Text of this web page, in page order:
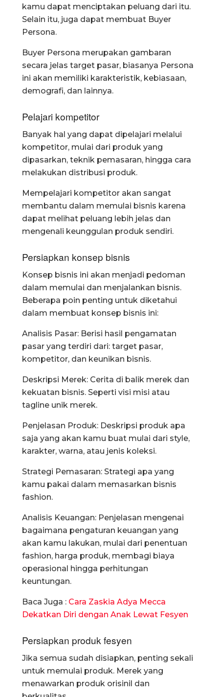
kamu dapat menciptakan peluang dari itu.
Selain itu, juga dapat membuat Buyer
Persona.
Buyer Persona merupakan gambaran
secara jelas target pasar, biasanya Persona
ini akan memiliki karakteristik, kebiasaan,
demografi, dan lainnya.
Pelajari kompetitor
Banyak hal yang dapat dipelajari melalui
kompetitor, mulai dari produk yang
dipasarkan, teknik pemasaran, hingga cara
melakukan distribusi produk.
Mempelajari kompetitor akan sangat
membantu dalam memulai bisnis karena
dapat melihat peluang lebih jelas dan
mengenali keunggulan produk sendiri.
Persiapkan konsep bisnis
Konsep bisnis ini akan menjadi pedoman
dalam memulai dan menjalankan bisnis.
Beberapa poin penting untuk diketahui
dalam membuat konsep bisnis ini:
Analisis Pasar: Berisi hasil pengamatan
pasar yang terdiri dari: target pasar,
kompetitor, dan keunikan bisnis.
Deskripsi Merek: Cerita di balik merek dan
kekuatan bisnis. Seperti visi misi atau
tagline unik merek.
Penjelasan Produk: Deskripsi produk apa
saja yang akan kamu buat mulai dari style,
karakter, warna, atau jenis koleksi.
Strategi Pemasaran: Strategi apa yang
kamu pakai dalam memasarkan bisnis
fashion.
Analisis Keuangan: Penjelasan mengenai
bagaimana pengaturan keuangan yang
akan kamu lakukan, mulai dari penentuan
fashion, harga produk, membagi biaya
operasional hingga perhitungan
keuntungan.
Baca Juga : Cara Zaskia Adya Mecca
Dekatkan Diri dengan Anak Lewat Fesyen
Persiapkan produk fesyen
Jika semua sudah disiapkan, penting sekali
untuk memulai produk. Merek yang
menawarkan produk orisinil dan